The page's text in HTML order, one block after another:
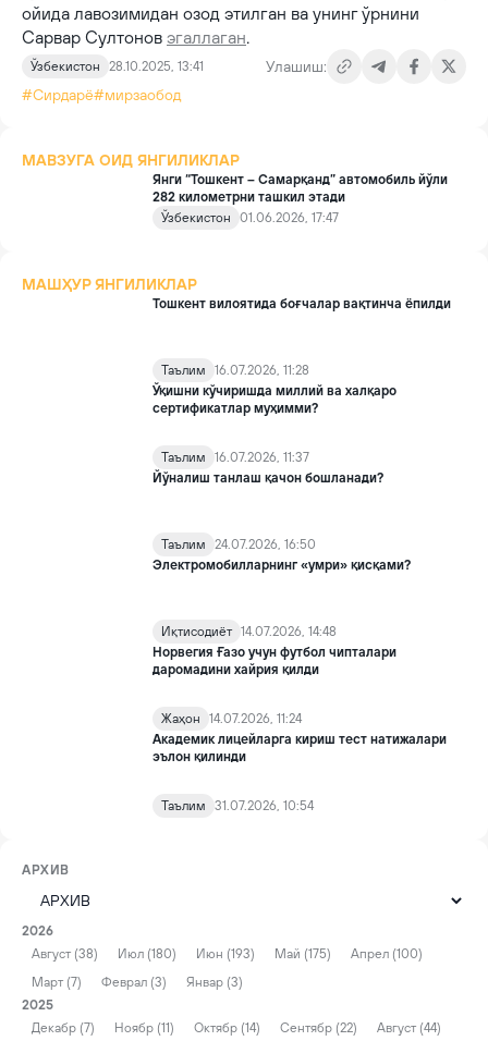
ойида лавозимидан озод этилган ва унинг ўрнини
Сарвар Султонов эгаллаган.
Ўзбекистон 28.10.2025, 13:41
Улашиш:
#Сирдарё#мирзаобод
МАВЗУГА ОИД ЯНГИЛИКЛАР
Янги “Тошкент – Самарқанд” автомобиль йўли
282 километрни ташкил этади
Ўзбекистон
01.06.2026, 17:47
МАШҲУР ЯНГИЛИКЛАР
Тошкент вилоятида боғчалар вақтинча ёпилди
Таълим
16.07.2026, 11:28
Ўқишни кўчиришда миллий ва халқаро
сертификатлар муҳимми?
Таълим
16.07.2026, 11:37
Йўналиш танлаш қачон бошланади?
Таълим
24.07.2026, 16:50
Электромобилларнинг «умри» қисқами?
Иқтисодиёт 14.07.2026, 14:48
Норвегия Ғазо учун футбол чипталари
даромадини хайрия қилди
Жаҳон
14.07.2026, 11:24
Академик лицейларга кириш тест натижалари
эълон қилинди
Таълим 31.07.2026, 10:54
АРХИВ
2026
Август (38)
Июл (180) Июн (193) Май (175)
Апрел (100)
Март (7)
Феврал (3)
Январ (3)
2025
Декабр (7)
Ноябр (11) Октябр (14) Сентябр (22) Август (44)